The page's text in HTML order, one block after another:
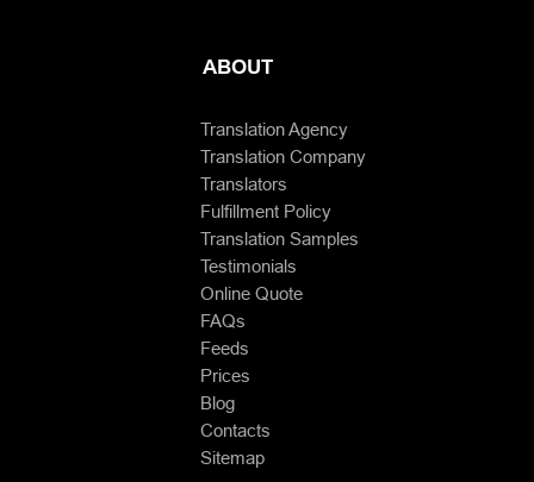
ABOUT
Translation Agency
Translation Company
Translators
Fulfillment Policy
Translation Samples
Testimonials
Online Quote
FAQs
Feeds
Prices
Blog
Contacts
Sitemap